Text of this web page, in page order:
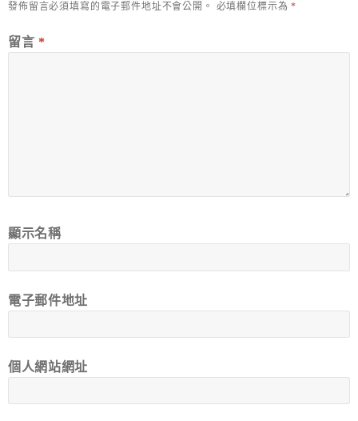
發佈留言必須填寫的電子郵件地址不會公開。 必填欄位標示為*
留言 *
顯示名稱
電子郵件地址
個人網站網址